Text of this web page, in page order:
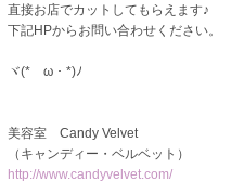
直接お店でカットしてもらえます♪
下記HPからお問い合わせください。
ヾ(*ゝω・*)ﾉ
美容室 Candy Velvet
（キャンディー・ベルベット）
http://www.candyvelvet.com/